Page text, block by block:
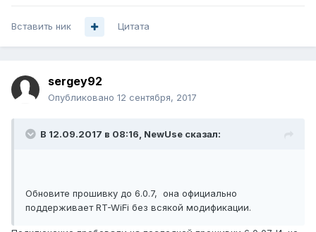
Вставить ник Цитата
sergey92
Опубликовано 12 сентября, 2017
В 12.09.2017 в 08:16, NewUse сказал:
Обновите прошивку до 6.0.7, она официально
поддерживает RT-WiFi без всякой модификации.